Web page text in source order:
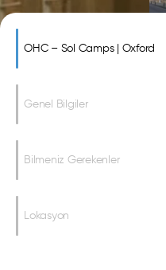
OHC – Sol Camps | Oxford
Genel Bilgiler
Bilmeniz Gerekenler
Lokasyon